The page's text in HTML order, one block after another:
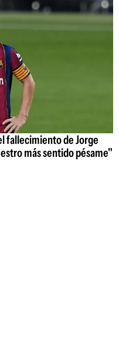
fallecimiento de Jorge
más sentido pésame"